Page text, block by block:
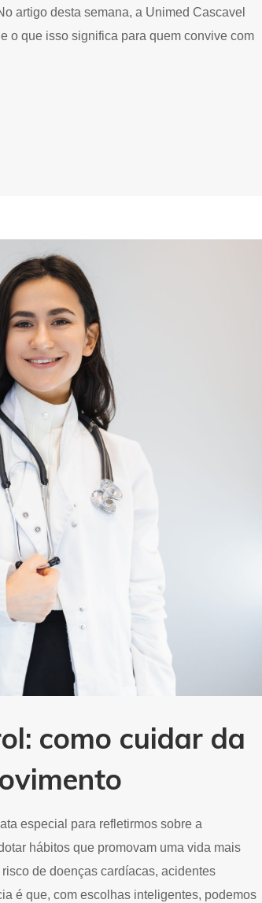
artigo desta semana, a Unimed Cascavel
o que isso significa para quem convive com
como cuidar da
especial para refletirmos sobre a
hábitos que promovam uma vida mais
de doenças cardíacas, acidentes
é que, com escolhas inteligentes, podemos